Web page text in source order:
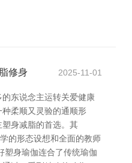
修身 2025-11-01
东说念主运转关爱健康
柔顺又灵验的通顺形
身减脂的首选。其
的形态设想和全面的教师
塑身瑜伽连合了传统瑜伽